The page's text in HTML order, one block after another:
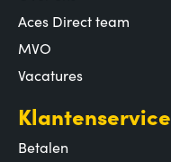
Aces Direct team
MVO
Vacatures
Klantenservice
Betalen